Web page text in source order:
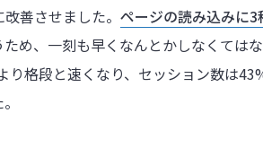
善させました。 ページの読み込みに
め、一刻も早くなんとかしなくては
り格段と速くなり、セッション数は